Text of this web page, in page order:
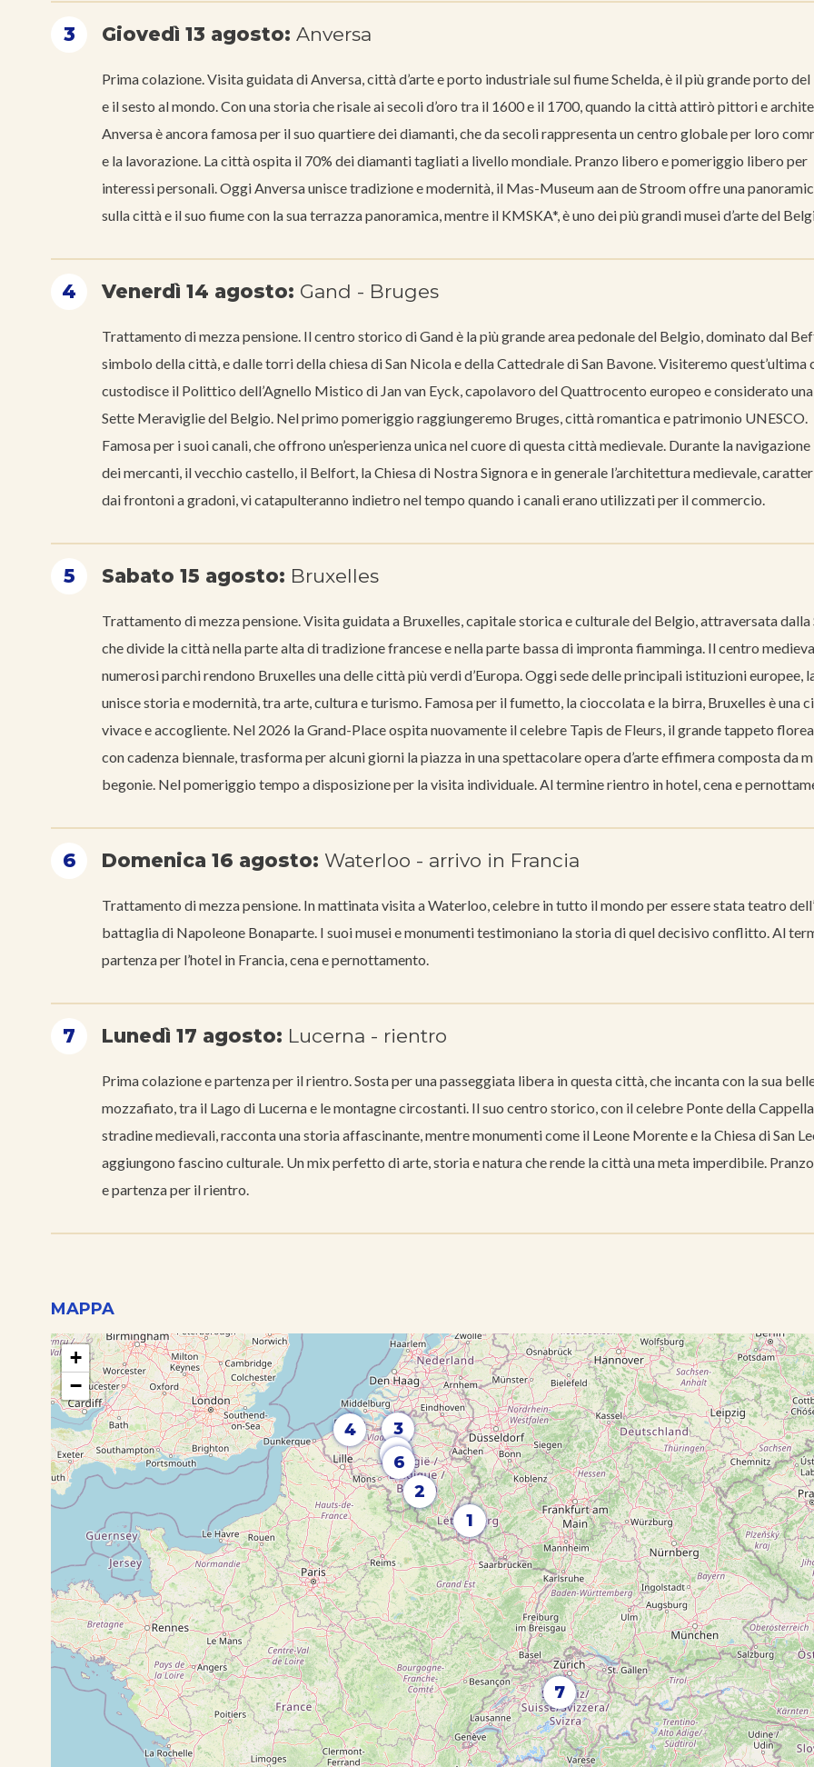
3 Giovedì 13 agosto: Anversa
Prima colazione. Visita guidata di Anversa, città d’arte e porto industriale sul fiume Schelda, è il più grande porto
e il sesto al mondo. Con una storia che risale ai secoli d’oro tra il 1600 e il 1700, quando la città attirò pittori e
Anversa è ancora famosa per il suo quartiere dei diamanti, che da secoli rappresenta un centro globale per loro
e la lavorazione. La città ospita il 70% dei diamanti tagliati a livello mondiale. Pranzo libero e pomeriggio libero per
interessi personali. Oggi Anversa unisce tradizione e modernità, il Mas-Museum aan de Stroom offre una
sulla città e il suo fiume con la sua terrazza panoramica, mentre il KMSKA*, è uno dei più grandi musei d’arte del
4 Venerdì 14 agosto: Gand - Bruges
Trattamento di mezza pensione. Il centro storico di Gand è la più grande area pedonale del Belgio, dominato dal
simbolo della città, e dalle torri della chiesa di San Nicola e della Cattedrale di San Bavone. Visiteremo quest’ultima
custodisce il Polittico dell’Agnello Mistico di Jan van Eyck, capolavoro del Quattrocento europeo e considerato
Sette Meraviglie del Belgio. Nel primo pomeriggio raggiungeremo Bruges, città romantica e patrimonio UNESCO.
Famosa per i suoi canali, che offrono un’esperienza unica nel cuore di questa città medievale. Durante la navigazione
dei mercanti, il vecchio castello, il Belfort, la Chiesa di Nostra Signora e in generale l’architettura medievale,
dai frontoni a gradoni, vi catapulteranno indietro nel tempo quando i canali erano utilizzati per il commercio.
5 Sabato 15 agosto: Bruxelles
Trattamento di mezza pensione. Visita guidata a Bruxelles, capitale storica e culturale del Belgio, attraversata dalla
che divide la città nella parte alta di tradizione francese e nella parte bassa di impronta fiamminga. Il centro
numerosi parchi rendono Bruxelles una delle città più verdi d’Europa. Oggi sede delle principali istituzioni europee,
unisce storia e modernità, tra arte, cultura e turismo. Famosa per il fumetto, la cioccolata e la birra, Bruxelles è una
vivace e accogliente. Nel 2026 la Grand-Place ospita nuovamente il celebre Tapis de Fleurs, il grande tappeto
con cadenza biennale, trasforma per alcuni giorni la piazza in una spettacolare opera d’arte effimera composta da
begonie. Nel pomeriggio tempo a disposizione per la visita individuale. Al termine rientro in hotel, cena e
6 Domenica 16 agosto: Waterloo - arrivo in Francia
Trattamento di mezza pensione. In mattinata visita a Waterloo, celebre in tutto il mondo per essere stata teatro
battaglia di Napoleone Bonaparte. I suoi musei e monumenti testimoniano la storia di quel decisivo conflitto. Al
partenza per l’hotel in Francia, cena e pernottamento.
7 Lunedì 17 agosto: Lucerna - rientro
Prima colazione e partenza per il rientro. Sosta per una passeggiata libera in questa città, che incanta con la sua
mozzafiato, tra il Lago di Lucerna e le montagne circostanti. Il suo centro storico, con il celebre Ponte della
stradine medievali, racconta una storia affascinante, mentre monumenti come il Leone Morente e la Chiesa di San
aggiungono fascino culturale. Un mix perfetto di arte, storia e natura che rende la città una meta imperdibile.
e partenza per il rientro.
MAPPA
1
2
3
4
56
7
+
−